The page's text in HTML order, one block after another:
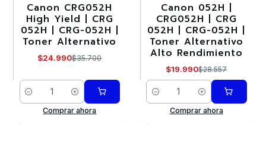
-30%
Canon CRG052H
High Yield | CRG
052H | CRG-052H |
Toner Alternativo
$24.990$35.700
Cantidad
Comprar ahora
-30%
Canon 052H |
CRG052H | CRG
052H | CRG-052H |
Toner Alternativo
Alto Rendimiento
$19.990$28.557
Cantidad
Comprar ahora